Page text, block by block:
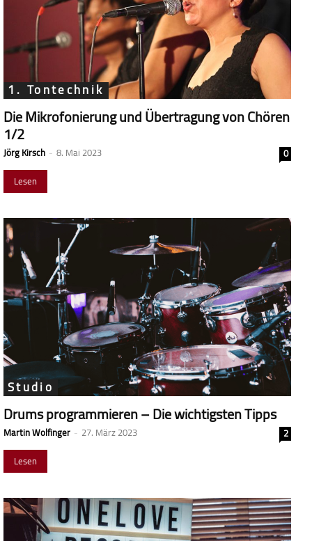
1. Tontechnik
Die Mikrofonierung und Übertragung von Chören
1/2
Jörg Kirsch - 8. Mai 2023
0
Lesen
Studio
Drums programmieren – Die wichtigsten Tipps
Martin Wolfinger - 27. März 2023
2
Lesen